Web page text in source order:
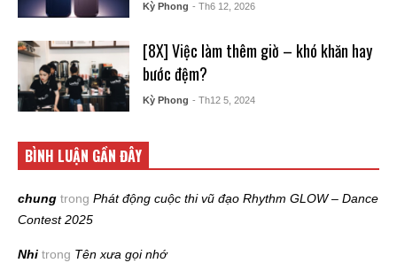
Kỳ Phong - Th6 12, 2026
[8X] Việc làm thêm giờ – khó khăn hay
bước đệm?
Kỳ Phong - Th12 5, 2024
BÌNH LUẬN GẦN ĐÂY
chung trong Phát động cuộc thi vũ đạo Rhythm GLOW – Dance
Contest 2025
Nhi trong Tên xưa gọi nhớ